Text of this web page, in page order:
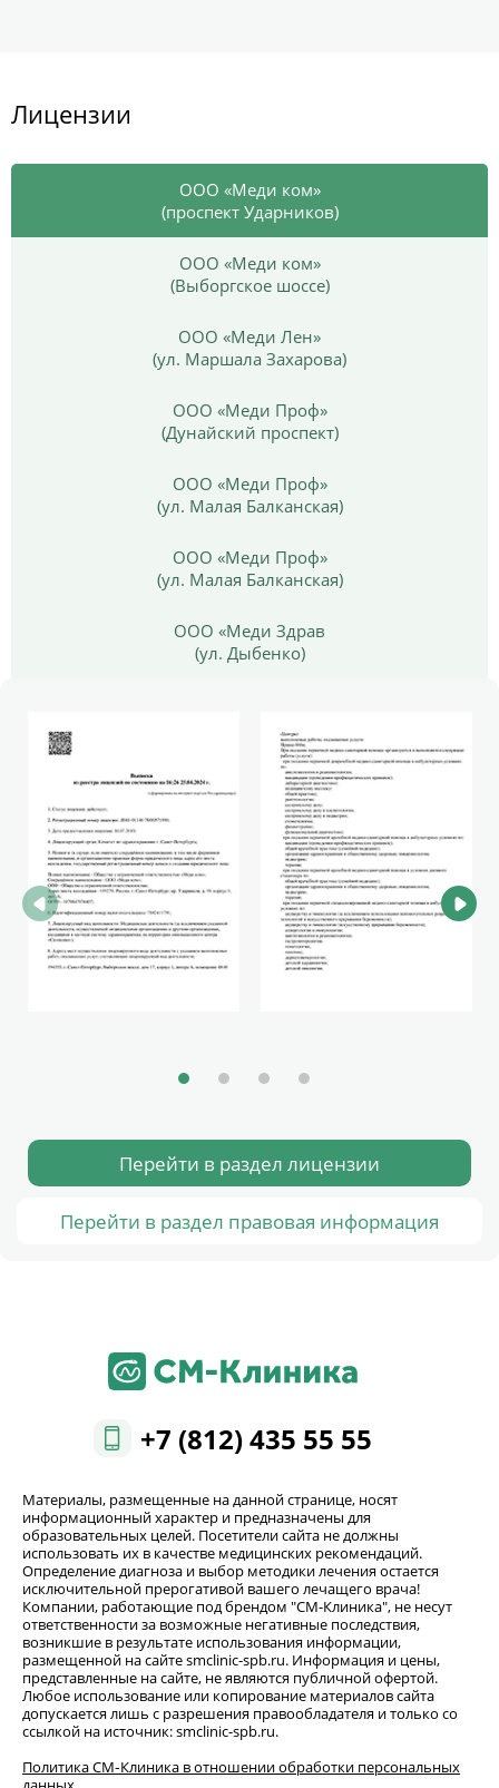
Лицензии
ООО «Меди ком»
(проспект Ударников)
ООО «Меди ком»
(Выборгское шоссе)
ООО «Меди Лен»
(ул. Маршала Захарова)
ООО «Меди Проф»
(Дунайский проспект)
ООО «Меди Проф»
(ул. Малая Балканская)
ООО «Меди Проф»
(ул. Малая Балканская)
ООО «Меди Здрав
(ул. Дыбенко)
Перейти в раздел лицензии
Перейти в раздел правовая информация
+7 (812) 435 55 55
Материалы, размещенные на данной странице, носят
информационный характер и предназначены для
образовательных целей. Посетители сайта не должны
использовать их в качестве медицинских рекомендаций.
Определение диагноза и выбор методики лечения остается
исключительной прерогативой вашего лечащего врача!
Компании, работающие под брендом "СМ-Клиника", не несут
ответственности за возможные негативные последствия,
возникшие в результате использования информации,
размещенной на сайте smclinic-spb.ru. Информация и цены,
представленные на сайте, не являются публичной офертой.
Любое использование или копирование материалов сайта
допускается лишь с разрешения правообладателя и только со
ссылкой на источник: smclinic-spb.ru.
Политика СМ‑Клиника в отношении обработки персональных